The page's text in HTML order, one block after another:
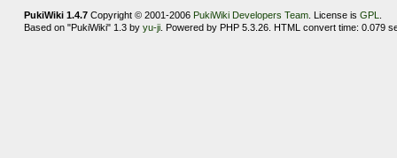
PukiWiki 1.4.7Copyright © 2001-2006 PukiWiki Developers Team. License is GPL
Based on "PukiWiki" 1.3 by yu-ji. Powered by PHP 5.3.26. HTML convert time: 0.079